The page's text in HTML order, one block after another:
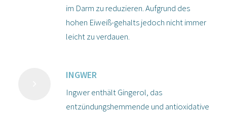
im Darm zu reduzieren. Aufgrund des
hohen Eiweiß-gehalts jedoch nicht immer
leicht zu verdauen.
INGWER
Ingwer enthält Gingerol, das
entzündungshemmende und antioxidative